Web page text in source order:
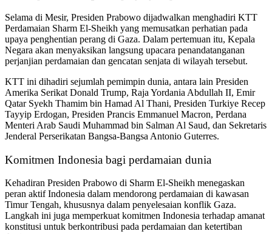
Selama di Mesir, Presiden Prabowo dijadwalkan menghadiri KTT
Perdamaian Sharm El-Sheikh yang memusatkan perhatian pada
upaya penghentian perang di Gaza. Dalam pertemuan itu, Kepala
Negara akan menyaksikan langsung upacara penandatanganan
perjanjian perdamaian dan gencatan senjata di wilayah tersebut.
KTT ini dihadiri sejumlah pemimpin dunia, antara lain Presiden
Amerika Serikat Donald Trump, Raja Yordania Abdullah II, Emir
Qatar Syekh Thamim bin Hamad Al Thani, Presiden Turkiye Recep
Tayyip Erdogan, Presiden Prancis Emmanuel Macron, Perdana
Menteri Arab Saudi Muhammad bin Salman Al Saud, dan Sekretaris
Jenderal Perserikatan Bangsa-Bangsa Antonio Guterres.
Komitmen Indonesia bagi perdamaian dunia
Kehadiran Presiden Prabowo di Sharm El-Sheikh menegaskan
peran aktif Indonesia dalam mendorong perdamaian di kawasan
Timur Tengah, khususnya dalam penyelesaian konflik Gaza.
Langkah ini juga memperkuat komitmen Indonesia terhadap amanat
konstitusi untuk berkontribusi pada perdamaian dan ketertiban